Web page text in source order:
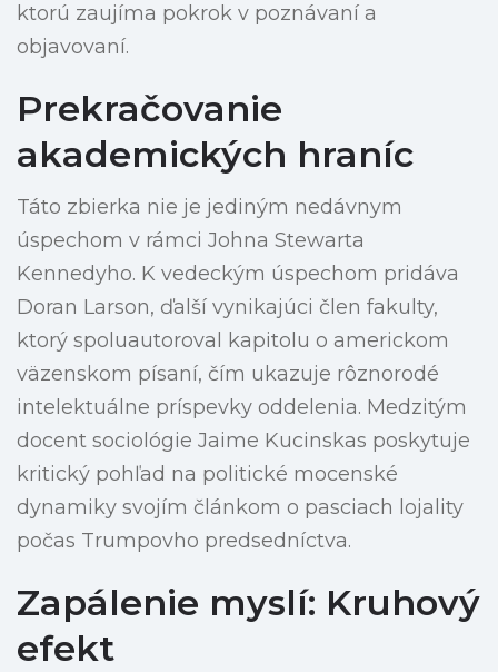
ktorú zaujíma pokrok v poznávaní a
objavovaní.
Prekračovanie
akademických hraníc
Táto zbierka nie je jediným nedávnym
úspechom v rámci Johna Stewarta
Kennedyho. K vedeckým úspechom pridáva
Doran Larson, ďalší vynikajúci člen fakulty,
ktorý spoluautoroval kapitolu o americkom
väzenskom písaní, čím ukazuje rôznorodé
intelektuálne príspevky oddelenia. Medzitým
docent sociológie Jaime Kucinskas poskytuje
kritický pohľad na politické mocenské
dynamiky svojím článkom o pasciach lojality
počas Trumpovho predsedníctva.
Zapálenie myslí: Kruhový
efekt